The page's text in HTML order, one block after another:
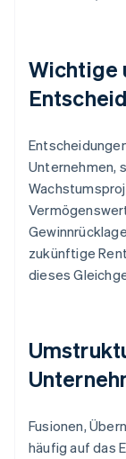
Wichtige
Unternehmen,
zukünftige
dieses
Fusionen,
häufig auf das